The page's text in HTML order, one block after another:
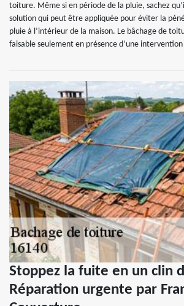
toiture. Même si en période de la pluie, sachez
solution qui peut être appliquée pour éviter la
pluie à l’intérieur de la maison. Le bâchage de
faisable seulement en présence d’une intervention
Stoppez la fuite en un clin
Réparation urgente par